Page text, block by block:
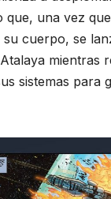
que, una vez
su cuerpo, se
mientras
sistemas para